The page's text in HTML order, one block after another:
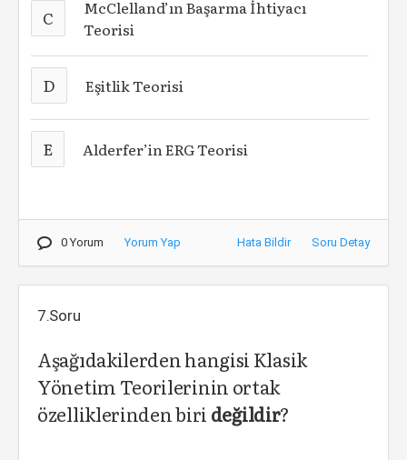
C
McClelland’ın Başarma İhtiyacı
Teorisi
D Eşitlik Teorisi
E Alderfer’in ERG Teorisi
0 Yorum Yorum Yap Hata Bildir Soru Detay
7.Soru
Aşağıdakilerden hangisi Klasik
Yönetim Teorilerinin ortak
özelliklerinden biri değildir?